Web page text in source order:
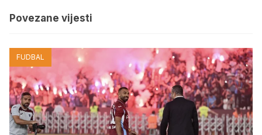
Povezane vijesti
FUDBAL